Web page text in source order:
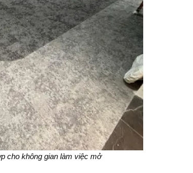
cho không gian làm việc mở